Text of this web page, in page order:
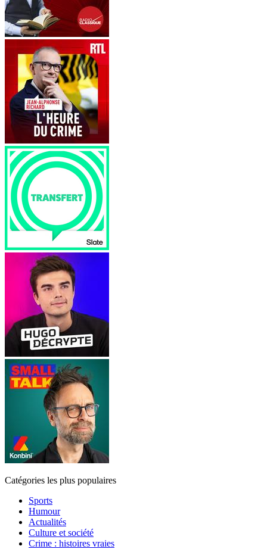
Catégories les plus populaires
Sports
Humour
Actualités
Culture et société
Crime : histoires vraies